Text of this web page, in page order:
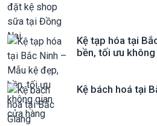
Kệ tạp hóa tại
bền, tối ưu
Kệ bách hoá tại